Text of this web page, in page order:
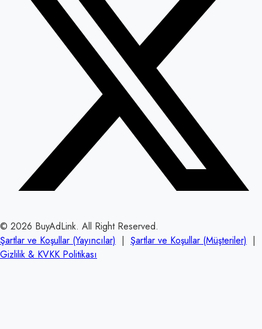
© 2026 BuyAdLink. All Right Reserved.
Şartlar ve Koşullar (Yayıncılar) | Şartlar ve Koşullar (Müşteriler) |
Gizlilik & KVKK Politikası